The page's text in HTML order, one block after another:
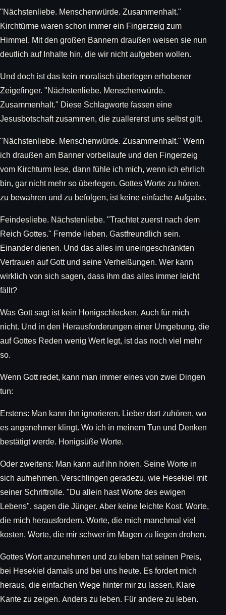
"Nächstenliebe. Menschenwürde. Zusammenhalt."
Kirchtürme waren schon immer ein Fingerzeig zum
Himmel. Mit den großen Bannern draußen weisen sie nun
deutlich auf Inhalte hin, die wir nicht aufgeben wollen.
Und doch ist das kein moralisch überlegen erhobener
Zeigefinger. "Nächstenliebe. Menschenwürde.
Zusammenhalt." Diese Schlagworte fassen eine
Jesusbotschaft zusammen, die zuallererst uns selbst gilt.
"Nächstenliebe. Menschenwürde. Zusammenhalt." Wenn
ich draußen am Banner vorbeilaufe und den Fingerzeig
vom Kirchturm lese, dann fühle ich mich, wenn ich ehrlich
bin, gar nicht mehr so überlegen. Gottes Worte zu hören,
zu bewahren und zu befolgen, ist keine einfache Aufgabe.
Feindesliebe. Nächstenliebe. "Trachtet zuerst nach dem
Reich Gottes." Fremde lieben. Gastfreundlich sein.
Einander dienen. Und das alles im uneingeschränkten
Vertrauen auf Gott und seine Verheißungen. Wer kann
wirklich von sich sagen, dass ihm das alles immer leicht
fällt?
Was Gott sagt ist kein Honigschlecken. Auch für mich
nicht. Und in den Herausforderungen einer Umgebung, die
auf Gottes Reden wenig Wert legt, ist das noch viel mehr
so.
Wenn Gott redet, kann man immer eines von zwei Dingen
tun:
Erstens: Man kann ihn ignorieren. Lieber dort zuhören, wo
es angenehmer klingt. Wo ich in meinem Tun und Denken
bestätigt werde. Honigsüße Worte.
Oder zweitens: Man kann auf ihn hören. Seine Worte in
sich aufnehmen. Verschlingen geradezu, wie Hesekiel mit
seiner Schriftrolle. "Du allein hast Worte des ewigen
Lebens", sagen die Jünger. Aber keine leichte Kost. Worte,
die mich herausfordern. Worte, die mich manchmal viel
kosten. Worte, die mir schwer im Magen zu liegen drohen.
Gottes Wort anzunehmen und zu leben hat seinen Preis,
bei Hesekiel damals und bei uns heute. Es fordert mich
heraus, die einfachen Wege hinter mir zu lassen. Klare
Kante zu zeigen. Anders zu leben. Für andere zu leben.